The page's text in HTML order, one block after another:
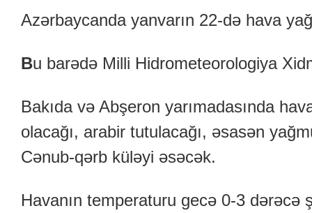
Azərbaycanda yanvarın 22-də hava
Bu barədə Milli Hidrometeorologiya
Bakıda və Abşeron yarımadasında
olacağı, arabir tutulacağı, əsasən
Cənub-qərb küləyi əsəcək.
Havanın temperaturu gecə 0-3 dərəcə